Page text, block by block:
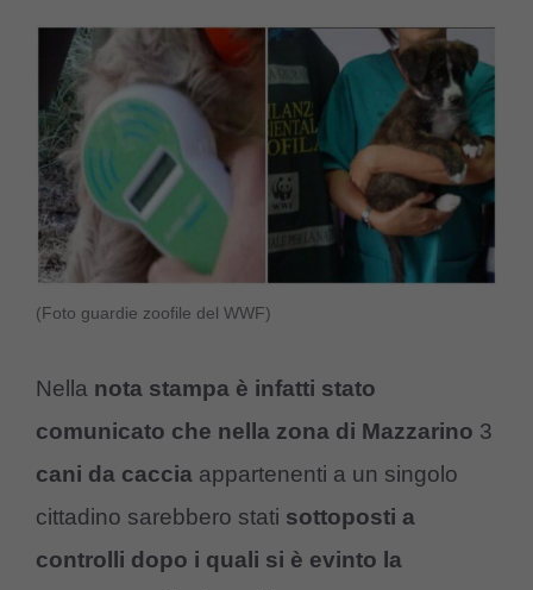
(Foto guardie zoofile del WWF)
Nella nota stampa è infatti stato
comunicato che nella zona di Mazzarino 3
cani da caccia appartenenti a un singolo
cittadino sarebbero stati sottoposti a
controlli dopo i quali si è evinto la